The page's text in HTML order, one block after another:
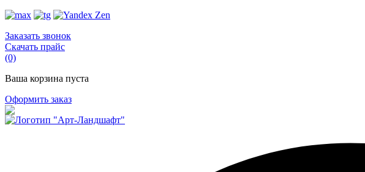
Заказать звонок
Скачать прайс
(0)
Ваша корзина пуста
Оформить заказ